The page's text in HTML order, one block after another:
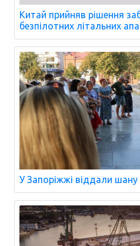
Китай прийняв рішення
безпілотних літальних
У Запоріжжі віддали шану